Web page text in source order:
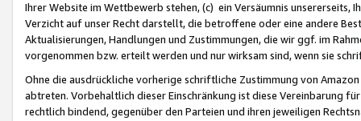
Ihrer Website im Wettbewerb stehen, (c) ein Versäumnis unsererseits,
Verzicht auf unser Recht darstellt, die betroffene oder eine andere
Aktualisierungen, Handlungen und Zustimmungen, die wir ggf. im
vorgenommen bzw. erteilt werden und nur wirksam sind, wenn sie
Ohne die ausdrückliche vorherige schriftliche Zustimmung von
abtreten. Vorbehaltlich dieser Einschränkung ist diese Vereinbarung
rechtlich bindend, gegenüber den Parteien und ihren jeweiligen